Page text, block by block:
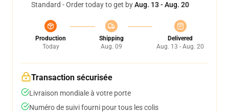
Standard - Order today to get byAug. 13 - Aug. 20
Production
Today
Shipping
Aug. 09
Delivered
Aug. 13 - Aug. 20
Transaction sécurisée
Livraison mondiale à votre porte
Numéro de suivi fourni pour tous les colis